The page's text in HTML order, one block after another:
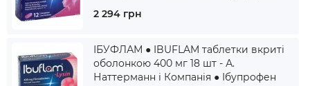
2 294 грн
ІБУФЛАМ ● IBUFLAM таблетки вкриті
оболонкою 400 мг 18 шт - А.
Наттерманн і Компанія ● Ібупрофен